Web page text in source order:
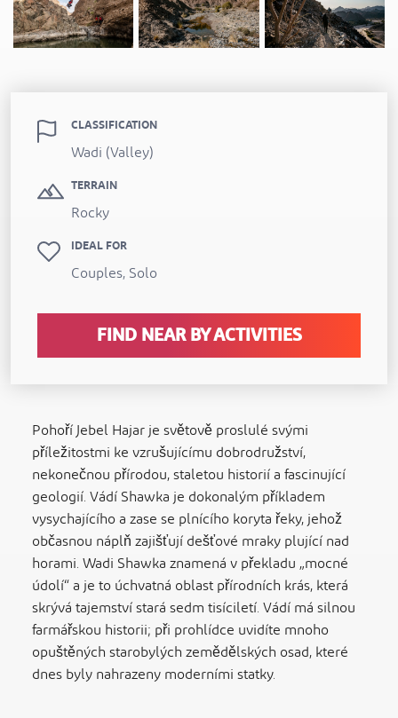
CLASSIFICATION
Wadi (Valley)
TERRAIN
Rocky
IDEAL FOR
Couples, Solo
FIND NEAR BY ACTIVITIES
Pohoří Jebel Hajar je světově proslulé svými
příležitostmi ke vzrušujícímu dobrodružství,
nekonečnou přírodou, staletou historií a fascinující
geologií. Vádí Shawka je dokonalým příkladem
vysychajícího a zase se plnícího koryta řeky, jehož
občasnou náplň zajišťují dešťové mraky plující nad
horami. Wadi Shawka znamená v překladu „mocné
údolí“ a je to úchvatná oblast přírodních krás, která
skrývá tajemství stará sedm tisíciletí. Vádí má silnou
farmářskou historii; při prohlídce uvidíte mnoho
opuštěných starobylých zemědělských osad, které
dnes byly nahrazeny moderními statky.